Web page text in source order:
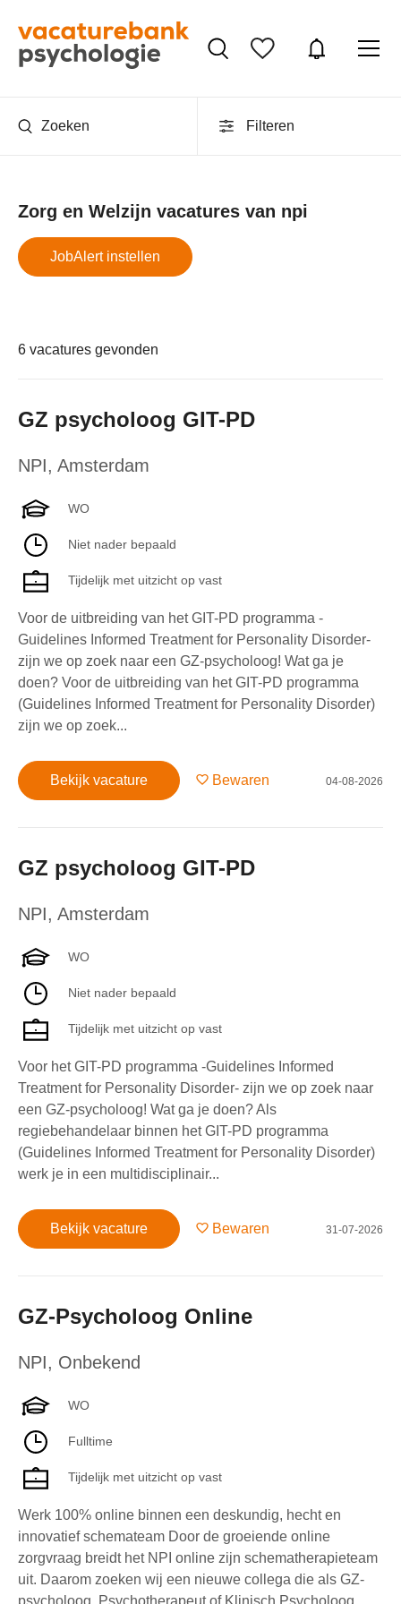
Zoeken Filteren
Zorg en Welzijn vacatures van npi
JobAlert instellen
6 vacatures gevonden
GZ psycholoog GIT-PD
NPI, Amsterdam
WO
Niet nader bepaald
Tijdelijk met uitzicht op vast
Voor de uitbreiding van het GIT-PD programma -
Guidelines Informed Treatment for Personality Disorder-
zijn we op zoek naar een GZ-psycholoog! Wat ga je
doen? Voor de uitbreiding van het GIT-PD programma
(Guidelines Informed Treatment for Personality Disorder)
zijn we op zoek...
Bekijk vacature Bewaren 04-08-2026
GZ psycholoog GIT-PD
NPI, Amsterdam
WO
Niet nader bepaald
Tijdelijk met uitzicht op vast
Voor het GIT-PD programma -Guidelines Informed
Treatment for Personality Disorder- zijn we op zoek naar
een GZ-psycholoog! Wat ga je doen? Als
regiebehandelaar binnen het GIT-PD programma
(Guidelines Informed Treatment for Personality Disorder)
werk je in een multidisciplinair...
Bekijk vacature Bewaren 31-07-2026
GZ-Psycholoog Online
NPI, Onbekend
WO
Fulltime
Tijdelijk met uitzicht op vast
Werk 100% online binnen een deskundig, hecht en
innovatief schemateam Door de groeiende online
zorgvraag breidt het NPI online zijn schematherapieteam
uit. Daarom zoeken wij een nieuwe collega die als GZ-
psycholoog, Psychotherapeut of Klinisch Psycholoog